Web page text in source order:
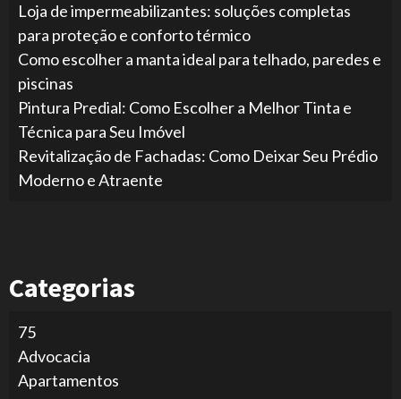
Loja de impermeabilizantes: soluções completas
para proteção e conforto térmico
Como escolher a manta ideal para telhado, paredes e
piscinas
Pintura Predial: Como Escolher a Melhor Tinta e
Técnica para Seu Imóvel
Revitalização de Fachadas: Como Deixar Seu Prédio
Moderno e Atraente
Categorias
75
Advocacia
Apartamentos